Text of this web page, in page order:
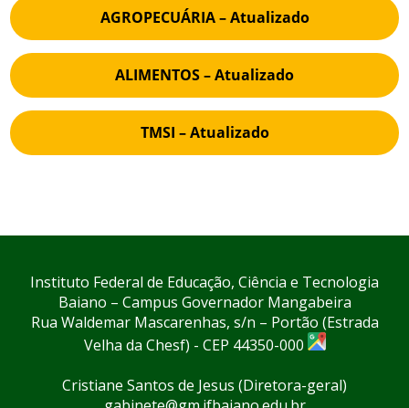
AGROPECUÁRIA – Atualizado
ALIMENTOS – Atualizado
TMSI – Atualizado
Instituto Federal de Educação, Ciência e Tecnologia
Baiano – Campus Governador Mangabeira
Rua Waldemar Mascarenhas, s/n – Portão (Estrada
Velha da Chesf) - CEP 44350-000
Cristiane Santos de Jesus (Diretora-geral)